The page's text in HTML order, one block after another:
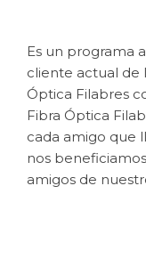
Es un programa
cliente actual de
Óptica Filabres
Fibra Óptica
cada amigo que
nos
amigos de